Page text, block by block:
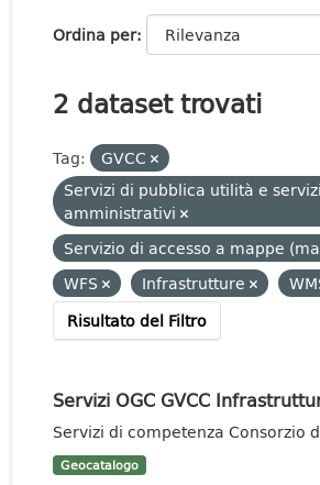
Ordina per
2 dataset trovati
Tag:
GVCC
Servizi di pubblica utilità e servizi
amministrativi
Servizio di accesso a mappe
WFS
Infrastrutture
Risultato del Filtro
Servizi OGC GVCC
Servizi di competenza Consorzio
Geocatalogo